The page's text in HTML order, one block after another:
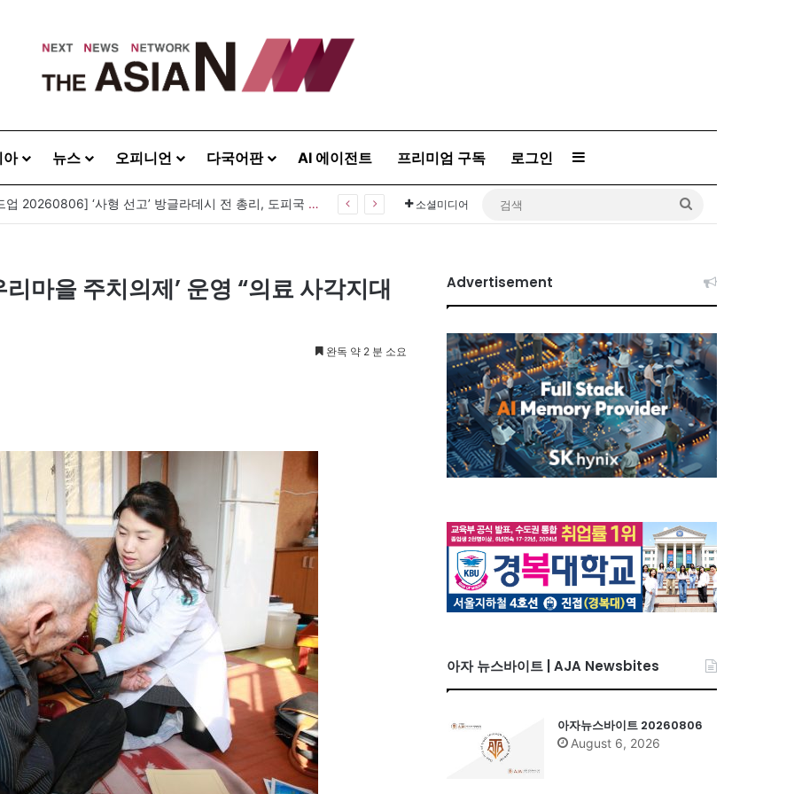
아 뉴스 오피니언 다국어판 AI 에이전트 프리미엄 구독 로그인 Sidebar
[아시아라운드업 20260806] ‘사형 선고’ 방글라데시 전 총리, 도피국 인도서 연설 소셜미디어
마을 주치의제’ 운영 “의료 사각지대
완독 약 2 분 소요
Advertisement
아자 뉴스바이트 | AJA Newsbites
아자뉴스바이트 20260806
August 6, 2026